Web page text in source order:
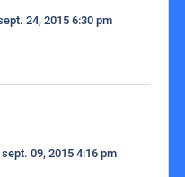
24, 2015 6:30 pm
09, 2015 4:16 pm